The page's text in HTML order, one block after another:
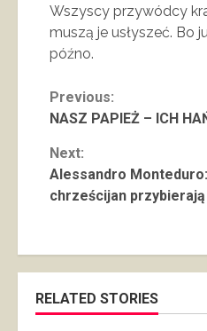
Wszyscy przywódcy
muszą je usłyszeć. Bo
późno.
Continue
Previous:
NASZ PAPIEŻ – ICH
Next:
Alessandro
chrześcijan
RELATED STORIES